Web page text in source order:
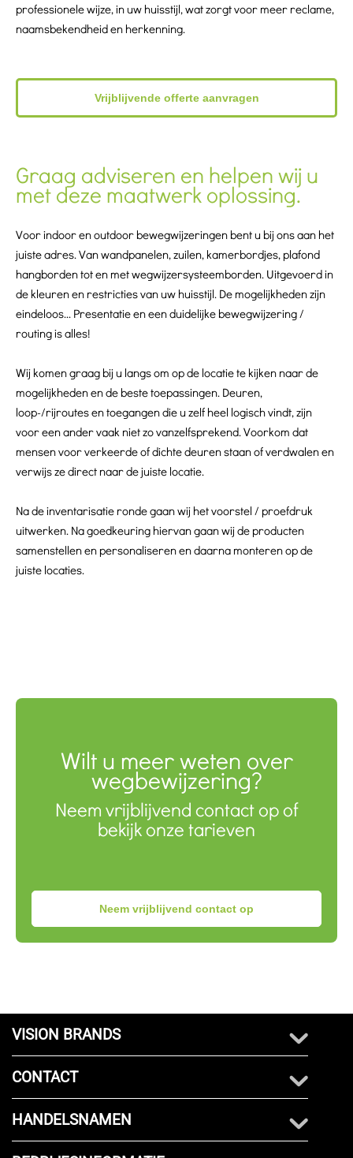
professionele wijze, in uw huisstijl, wat zorgt voor meer reclame,
naamsbekendheid en herkenning.
Vrijblijvende offerte aanvragen
Graag adviseren en helpen wij u
met deze maatwerk oplossing.
Voor indoor en outdoor bewegwijzeringen bent u bij ons aan het
juiste adres. Van wandpanelen, zuilen, kamerbordjes, plafond
hangborden tot en met wegwijzersysteemborden. Uitgevoerd in
de kleuren en restricties van uw huisstijl. De mogelijkheden zijn
eindeloos... Presentatie en een duidelijke bewegwijzering /
routing is alles!
Wij komen graag bij u langs om op de locatie te kijken naar de
mogelijkheden en de beste toepassingen. Deuren,
loop-/rijroutes en toegangen die u zelf heel logisch vindt, zijn
voor een ander vaak niet zo vanzelfsprekend.Voorkom dat
mensen voor verkeerde of dichte deuren staan of verdwalen en
verwijs ze direct naar de juiste locatie.
Na de inventarisatie ronde gaan wij het voorstel / proefdruk
uitwerken. Na goedkeuring hiervan gaan wij de producten
samenstellen en personaliseren en daarna monteren op de
juiste locaties.
Wilt u meer weten over
wegbewijzering?
Neem vrijblijvend contact op of
bekijk onze tarieven
Neem vrijblijvend contact op
VISION BRANDS
CONTACT
HANDELSNAMEN